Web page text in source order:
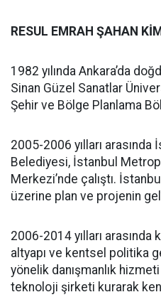
RESUL EMRAH ŞAHAN
1982 yılında Ankara’da
Sinan Güzel Sanatlar
Şehir ve Bölge Planlama
2005-2006 yılları
Belediyesi, İstanbul
Merkezi’nde çalıştı.
üzerine plan ve projenin
2006-2014 yılları arasında
altyapı ve kentsel politika
yönelik danışmanlık
teknoloji şirketi kurarak